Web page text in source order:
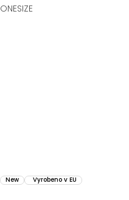
ONESIZE
New Vyrobeno v EU